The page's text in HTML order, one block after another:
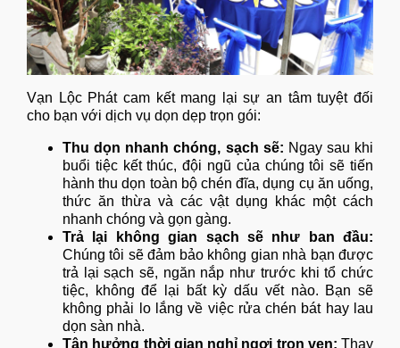
Vạn Lộc Phát cam kết mang lại sự an tâm tuyệt đối
cho bạn với dịch vụ dọn dẹp trọn gói:
Thu dọn nhanh chóng, sạch sẽ: Ngay sau khi
buổi tiệc kết thúc, đội ngũ của chúng tôi sẽ tiến
hành thu dọn toàn bộ chén đĩa, dụng cụ ăn uống,
thức ăn thừa và các vật dụng khác một cách
nhanh chóng và gọn gàng.
Trả lại không gian sạch sẽ như ban đầu:
Chúng tôi sẽ đảm bảo không gian nhà bạn được
trả lại sạch sẽ, ngăn nắp như trước khi tổ chức
tiệc, không để lại bất kỳ dấu vết nào. Bạn sẽ
không phải lo lắng về việc rửa chén bát hay lau
dọn sàn nhà.
Tận hưởng thời gian nghỉ ngơi trọn vẹn: Thay